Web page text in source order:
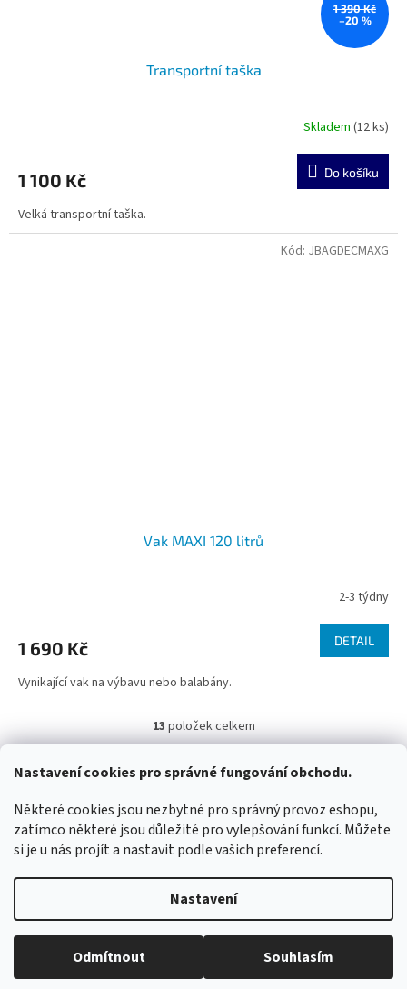
Nastavení cookies pro správné fungování obchodu.
Některé cookies jsou nezbytné pro správný provoz eshopu,
zatímco některé jsou důležité pro vylepšování funkcí. Můžete
si je u nás projít a nastavit podle vašich preferencí.
Nastavení
Odmítnout Souhlasím
1 390 Kč
–20 %
Transportní taška
Skladem (12 ks)
1 100 Kč Do košíku
Velká transportní taška.
Vak MAXI 120 litrů
2-3 týdny
1 690 Kč DETAIL
Vynikající vak na výbavu nebo balabány.
Kód: JBAGDECMAXG
O
v
l
d
a
c
í
v
k
y
ý
13 položek celkem
Copyright 2026www.maskovanivprirode.cz. Všechna práva
vyhrazena.
Upravit nastavení cookies